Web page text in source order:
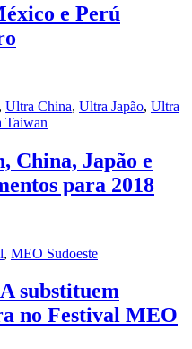
e Perú
, Ultra China, Ultra Japão, Ultra
Taiwan
China, Japão e
para 2018
, MEO Sudoeste
substituem
no Festival MEO